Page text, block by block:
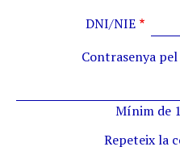
DNI/NIE
Contrasenya
Mínim de
Repeteix la